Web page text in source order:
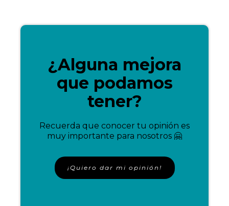
¿Alguna mejora
que podamos
tener?
Recuerda que conocer tu opinión es
muy importante para nosotros 🤗
¡Quiero dar mi opinión!